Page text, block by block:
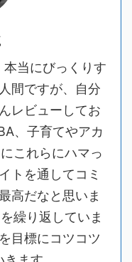
当にびっくりす
間ですが、自分
レビューしてお
、子育てやアカ
これらにハマっ
トを通してコミ
高だなと思いま
繰り返していま
目標にコツコツ